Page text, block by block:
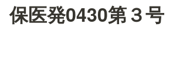
保医発0430第３号